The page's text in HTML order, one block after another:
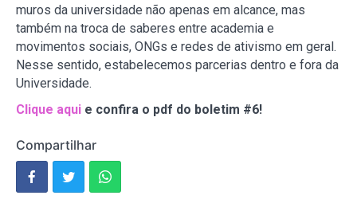
muros da universidade não apenas em alcance, mas
também na troca de saberes entre academia e
movimentos sociais, ONGs e redes de ativismo em geral.
Nesse sentido, estabelecemos parcerias dentro e fora da
Universidade.
Clique aqui e confira o pdf do boletim #6!
Compartilhar